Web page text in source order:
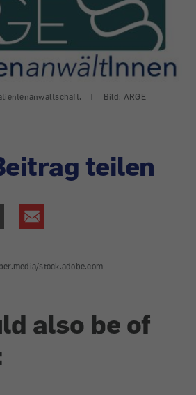
|
Bild: ARGE
teilen
stock.adobe.com
also be of